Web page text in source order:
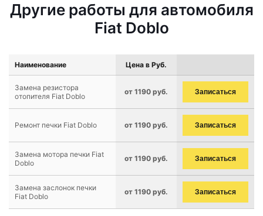
Другие работы для автомобиля
Fiat Doblo
Наименование Цена в Руб.
Замена резистора
отопителя Fiat Doblo
от 1190 руб. Записаться
Ремонт печки Fiat Doblo от 1190 руб. Записаться
Замена мотора печки Fiat
Doblo
от 1190 руб. Записаться
Замена заслонок печки
Fiat Doblo
от 1190 руб. Записаться